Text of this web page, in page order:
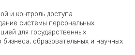
и контроль доступа
системы персональных
для государственных
бизнеса, образовательных и научных